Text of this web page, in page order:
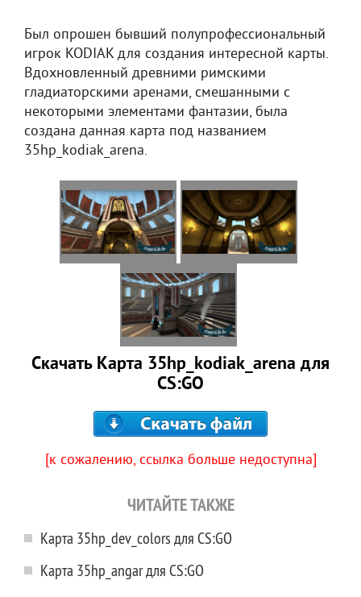
Был опрошен бывший полупрофессиональный
игрок KODIAK для создания интересной карты.
Вдохновленный древними римскими
гладиаторскими аренами, смешанными с
некоторыми элементами фантазии, была
создана данная карта под названием
35hp_kodiak_arena.
Скачать Карта 35hp_kodiak_arena для
CS:GO
[к сожалению, ссылка больше недоступна]
ЧИТАЙТЕ ТАКЖЕ
Карта 35hp_dev_colors для CS:GO
Карта 35hp_angar для CS:GO